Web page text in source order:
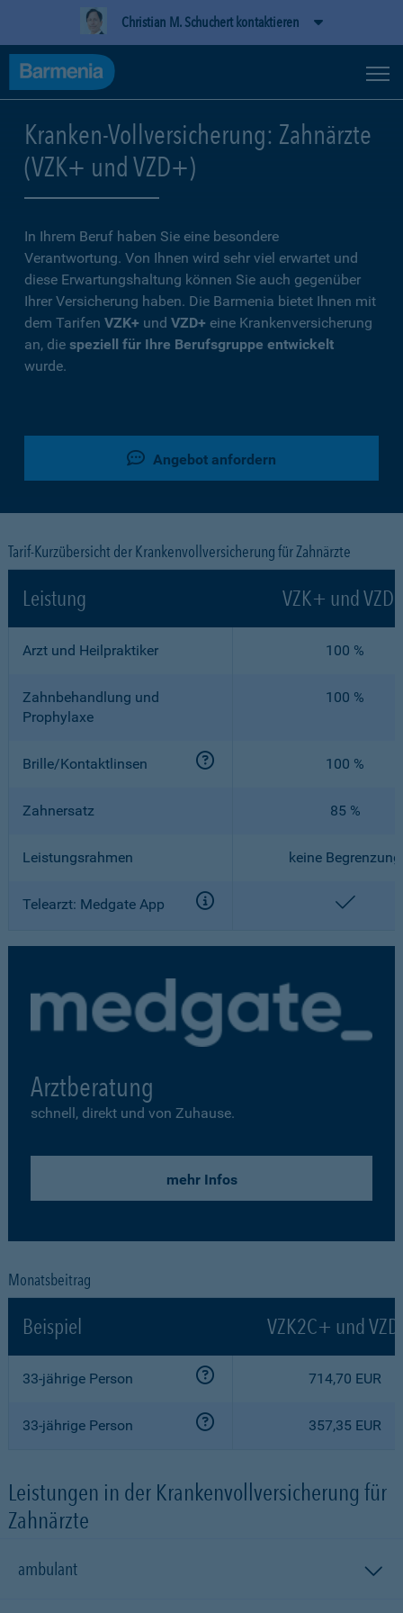
Christian M. Schuchert kontaktieren
Kranken-Vollversicherung: Zahnärzte
(VZK+ und VZD+)
In Ihrem Beruf haben Sie eine besondere
Verantwortung. Von Ihnen wird sehr viel erwartet und
diese Erwartungshaltung können Sie auch gegenüber
Ihrer Versicherung haben. Die Barmenia bietet Ihnen mit
dem Tarifen VZK+ und VZD+ eine Krankenversicherung
an, die speziell für Ihre Berufsgruppe entwickelt
wurde.
Angebot anfordern
Tarif-Kurzübersicht der Krankenvollversicherung für Zahnärzte
Leistung VZK+ und
Arzt und Heilpraktiker 100 %
Zahnbehandlung und
Prophylaxe
100 %
Brille/Kontaktlinsen 100 %
Zahnersatz 85 %
Leistungsrahmen keine Begrenzung
Telearzt: Medgate App
Arztberatung
schnell, direkt und von Zuhause.
mehr Infos
Monatsbeitrag
Beispiel VZK2C+ und
33-jährige Person 714,70 EUR
33-jährige Person 357,35 EUR
Leistungen in der Krankenvollversicherung für
Zahnärzte
ambulant